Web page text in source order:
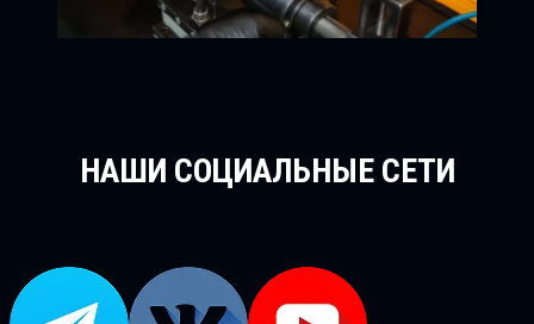
НАШИ СОЦИАЛЬНЫЕ СЕТИ